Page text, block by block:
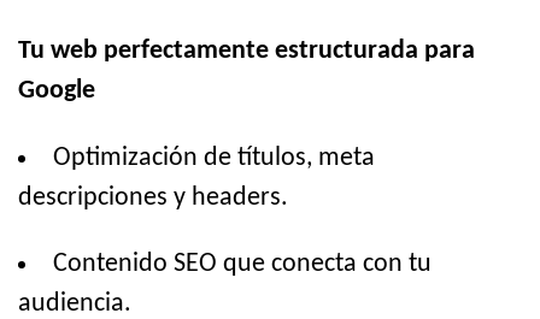
Tu web perfectamente estructurada para
Google
Optimización de títulos, meta
descripciones y headers.
Contenido SEO que conecta con tu
audiencia.